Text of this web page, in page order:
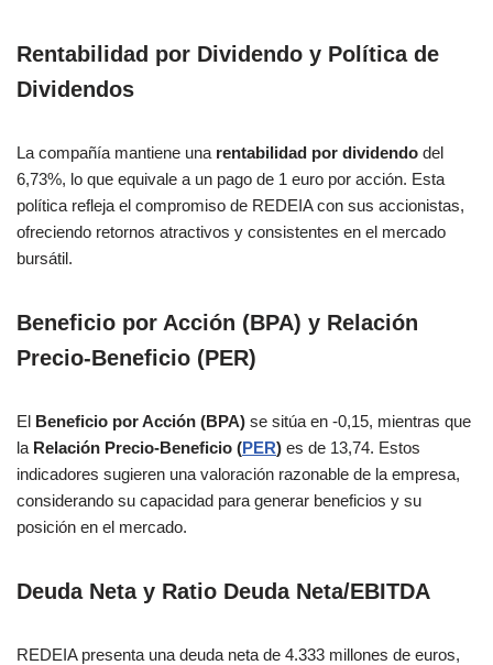
Rentabilidad por Dividendo y Política de
Dividendos
La compañía mantiene una rentabilidad por dividendo del
6,73%, lo que equivale a un pago de 1 euro por acción. Esta
política refleja el compromiso de REDEIA con sus accionistas,
ofreciendo retornos atractivos y consistentes en el mercado
bursátil.
Beneficio por Acción (BPA) y Relación
Precio-Beneficio (PER)
El Beneficio por Acción (BPA) se sitúa en -0,15, mientras que
la Relación Precio-Beneficio (PER) es de 13,74. Estos
indicadores sugieren una valoración razonable de la empresa,
considerando su capacidad para generar beneficios y su
posición en el mercado.
Deuda Neta y Ratio Deuda Neta/EBITDA
REDEIA presenta una deuda neta de 4.333 millones de euros,